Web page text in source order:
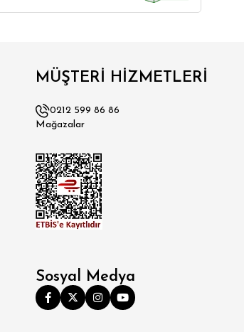
MÜŞTERİ HİZMETLERİ
0212 599 86 86
Mağazalar
Sosyal Medya